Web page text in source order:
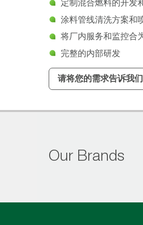
定制混合燃料的开发
涂料管线清洗方案和
将厂内服务和监控合
完整的内部研发
请将您的需求告诉我们
Our Brands